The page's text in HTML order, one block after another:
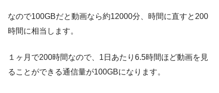
なので100GBだと動画なら約12000分 、時間に直すと 200
時間に相当します。
１ヶ月で200時間なので、 1日あたり6.5時間ほど動画を見
ることができる通信量が100GBになります。